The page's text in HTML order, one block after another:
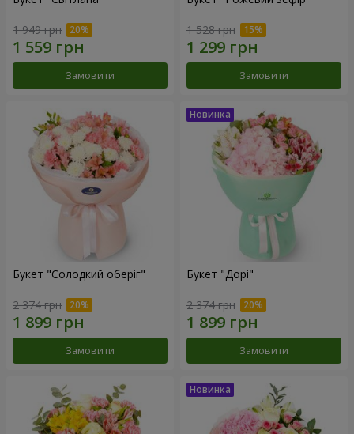
1 949 грн
Замовити
1 528 грн
Замовити
Букет "Солодкий оберіг"
2 374 грн
Замовити
Букет "Дорі"
2 374 грн
Замовити